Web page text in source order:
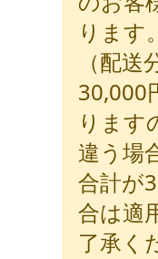
ります。
（配
30,000
ります
違う場
合計が
合は適
了承く